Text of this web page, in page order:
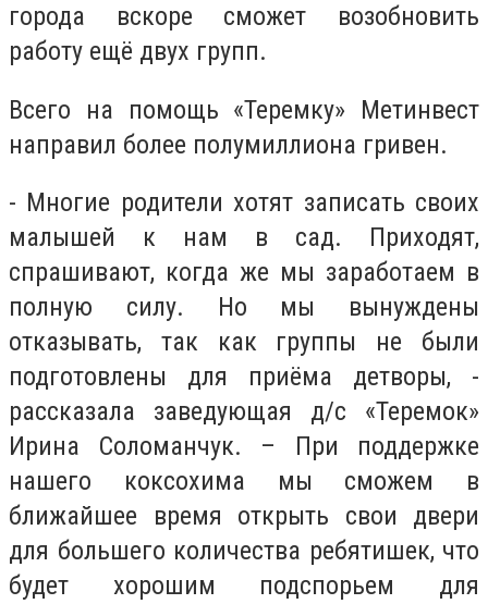
города вскоре сможет возобновить
работу ещё двух групп.
Всего на помощь «Теремку» Метинвест
направил более полумиллиона гривен.
- Многие родители хотят записать своих
малышей к нам в сад. Приходят,
спрашивают, когда же мы заработаем в
полную силу. Но мы вынуждены
отказывать, так как группы не были
подготовлены для приёма детворы, -
рассказала заведующая д/с «Теремок»
Ирина Соломанчук. – При поддержке
нашего коксохима мы сможем в
ближайшее время открыть свои двери
для большего количества ребятишек, что
будет хорошим подспорьем для